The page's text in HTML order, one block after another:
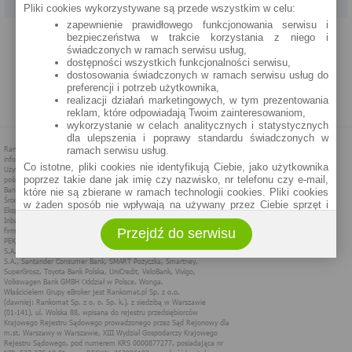
PROGRAM PARTNERSKI O NAS REKLAMA REGULAMIN
POLITYKA PRYWATNOŚCI POLITYKA COOKIES ZASADY PLASOWANIA
Pliki cookies wykorzystywane są przede wszystkim w celu:
zapewnienie prawidłowego funkcjonowania serwisu i
bezpieczeństwa w trakcie korzystania z niego i
świadczonych w ramach serwisu usług,
dostępności wszystkich funkcjonalności serwisu,
dostosowania świadczonych w ramach serwisu usług do
preferencji i potrzeb użytkownika,
realizacji działań marketingowych, w tym prezentowania
reklam, które odpowiadają Twoim zainteresowaniom,
wykorzystanie w celach analitycznych i statystycznych
dla ulepszenia i poprawy standardu świadczonych w
ramach serwisu usług.
Co istotne, pliki cookies nie identyfikują Ciebie, jako użytkownika
poprzez takie dane jak imię czy nazwisko, nr telefonu czy e-mail,
które nie są zbierane w ramach technologii cookies. Pliki cookies
w żaden sposób nie wpływają na używany przez Ciebie sprzęt i
Zakres wykorzystywania plików cookies możliwy jest do
określenia w ustawieniach przeglądarki każdego użytkownika. Bez
wprowadzenia zmian ustawień, informacje w plikach cookies mogą
być zapisywane w pamięci Twojego urządzenia.
Administratorem danych pozyskiwanych w technologii cookies jest
spółka Rankomat.pl Sp. z o.o. (dawniej: Rankomat Sp. z o. o. Sp.
k.) z siedzibą w Warszawie, ul. Wolska 88, 01 - 141 Warszawa.
Możesz jako użytkownik w każdym czasie skontaktować się z
administratorem pod adresem bok@ebroker.pl, jak również wyrazić
Przejdź do serwisu